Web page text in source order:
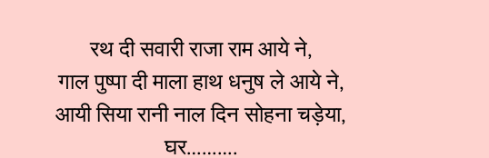
रथ दी सवारी राजा राम आये ने,
गाल पुष्पा दी माला हाथ धनुष ले आये ने,
आयी सिया रानी नाल दिन सोहना चड़ेया,
घर……….